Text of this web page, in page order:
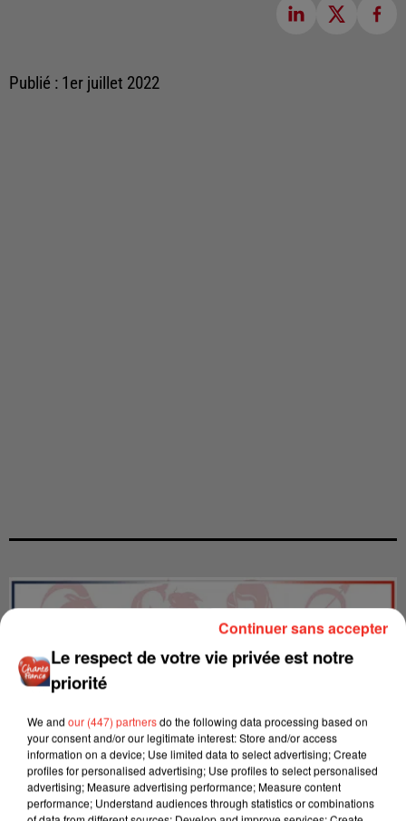
Publié : 1er juillet 2022
Le respect de votre vie privée est notre
priorité
We and our (447) partnersdo the following data processing based on
your consent and/or our legitimate interest: Store and/or access
information on a device; Use limited data to select advertising; Create
profiles for personalised advertising; Use profiles to select personalised
advertising; Measure advertising performance; Measure content
performance; Understand audiences through statistics or combinations
Continuer sans accepter